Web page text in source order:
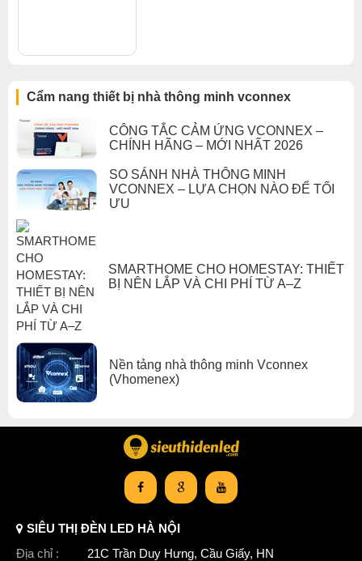
Cẩm nang thiết bị nhà thông minh vconnex
CÔNG TẮC CẢM ỨNG VCONNEX –
CHÍNH HÃNG – MỚI NHẤT 2026
SO SÁNH NHÀ THÔNG MINH
VCONNEX – LỰA CHỌN NÀO ĐỂ TỐI
ƯU
SMARTHOME CHO HOMESTAY: THIẾT
BỊ NÊN LẮP VÀ CHI PHÍ TỪ A–Z
Nền tảng nhà thông minh Vconnex
(Vhomenex)
SIÊU THỊ ĐÈN LED HÀ NỘI
Địa chỉ :
21C Trần Duy Hưng, Cầu Giấy, HN